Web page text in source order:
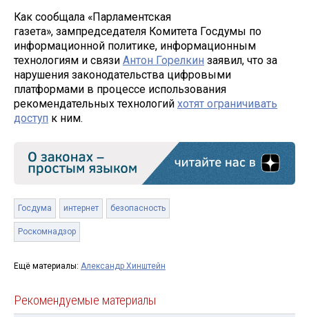
Как сообщала «Парламентская
газета», зампредседателя Комитета Госдумы по
информационной политике, информационным
технологиям и связи Антон Горелкин заявил, что за
нарушения законодательства цифровыми
платформами в процессе использования
рекомендательных технологий хотят ограничивать
доступ к ним.
Госдума интернет безопасность
Роскомнадзор
Ещё материалы: Александр Хинштейн
Рекомендуемые материалы